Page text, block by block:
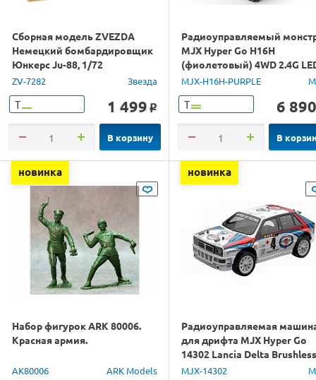
Сборная модель ZVEZDA
Немецкий бомбардировщик
Юнкерс Ju-88, 1/72
ZV-7282 Звезда
Т 1 499 o
В корзину
Радиоуправляемый
MJX Hyper Go H16H
(фиолетовый) 4WD 2.4G
GPS 1/16 RTR
MJX-H16H-PURPLE
Т 6 890
В
новинка
Набор фигурок ARK 80006.
Красная армия.
AK80006 ARK Models
новинка
Радиоуправляемая
для дрифта MJX Hyper Go
14302 Lancia Delta Brushless
4WD 2.4G LED 1/14 RTR
MJX-14302